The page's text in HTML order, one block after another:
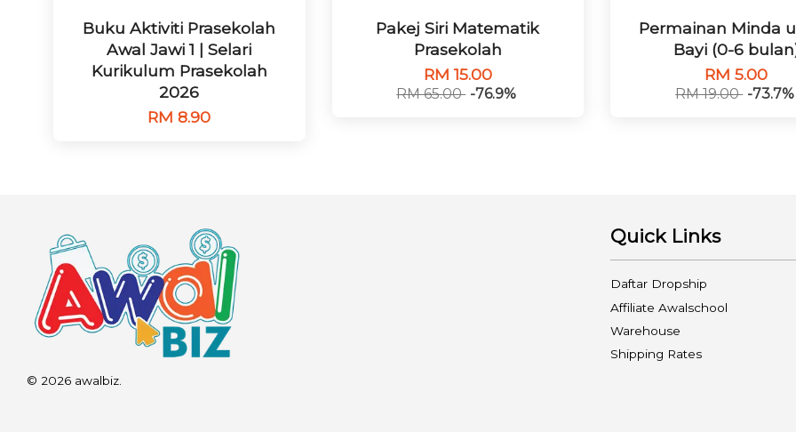
Buku Aktiviti Prasekolah
Awal Jawi 1 | Selari
Kurikulum Prasekolah
2026
RM 8.90
Pakej Siri Matematik
Prasekolah
RM 15.00
RM 65.00 -76.9%
Permainan Minda
Bayi (0-6
RM 5.00
RM 19.00 -73.7%
© 2026 awalbiz.
Quick Links
Daftar Dropship
Affiliate Awalschool
Warehouse
Shipping Rates